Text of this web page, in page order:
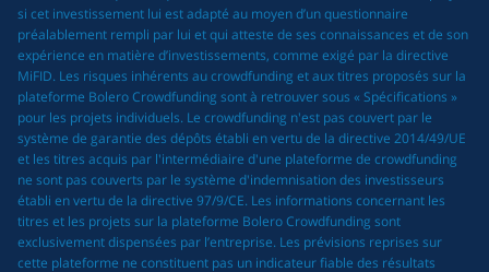
si cet investissement lui est adapté au moyen d’un questionnaire
préalablement rempli par lui et qui atteste de ses connaissances et de son
expérience en matière d’investissements, comme exigé par la directive
MiFID. Les risques inhérents au crowdfunding et aux titres proposés sur la
plateforme Bolero Crowdfunding sont à retrouver sous « Spécifications »
pour les projets individuels. Le crowdfunding n'est pas couvert par le
système de garantie des dépôts établi en vertu de la directive 2014/49/UE
et les titres acquis par l'intermédiaire d'une plateforme de crowdfunding
ne sont pas couverts par le système d'indemnisation des investisseurs
établi en vertu de la directive 97/9/CE. Les informations concernant les
titres et les projets sur la plateforme Bolero Crowdfunding sont
exclusivement dispensées par l’entreprise. Les prévisions reprises sur
cette plateforme ne constituent pas un indicateur fiable des résultats